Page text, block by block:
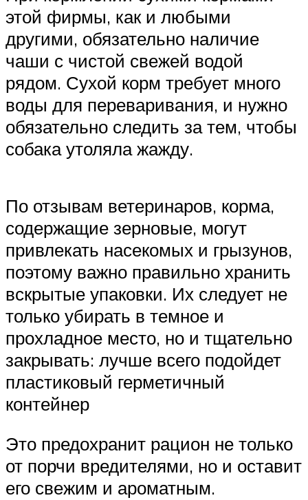
этой фирмы, как и любыми
другими, обязательно наличие
чаши с чистой свежей водой
рядом. Сухой корм требует много
воды для переваривания, и нужно
обязательно следить за тем, чтобы
собака утоляла жажду.
По отзывам ветеринаров, корма,
содержащие зерновые, могут
привлекать насекомых и грызунов,
поэтому важно правильно хранить
вскрытые упаковки. Их следует не
только убирать в темное и
прохладное место, но и тщательно
закрывать: лучше всего подойдет
пластиковый герметичный
контейнер
Это предохранит рацион не только
от порчи вредителями, но и оставит
его свежим и ароматным.